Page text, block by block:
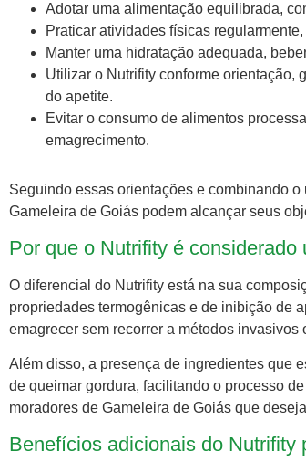
Adotar uma alimentação equilibrada,
Praticar atividades físicas
Manter uma hidratação adequada,
Utilizar o Nutrifity conforme orientação,
do apetite.
Evitar o consumo de alimentos
emagrecimento.
Seguindo essas orientações e combinando
Gameleira de Goiás podem alcançar seus
Por que o Nutrifity é
O diferencial do Nutrifity está na sua
propriedades termogênicas e de inibição de
emagrecer sem recorrer a métodos
Além disso, a presença de ingredientes que
de queimar gordura, facilitando o processo
moradores de Gameleira de Goiás que
Benefícios adicionais do Nutrifity